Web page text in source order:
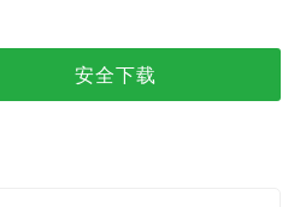
安全下载